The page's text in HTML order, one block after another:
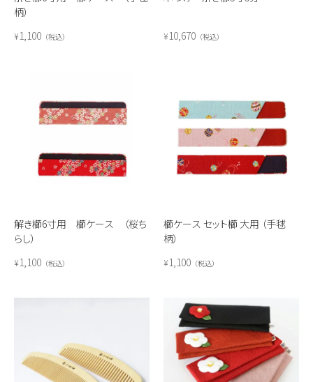
柄）
¥1,100 税込 ¥10,670 税込
解き櫛6寸用 櫛ケース （桜ち
らし）
¥1,100 税込
櫛ケース セット櫛 大用 （手毬
柄）
¥1,100 税込